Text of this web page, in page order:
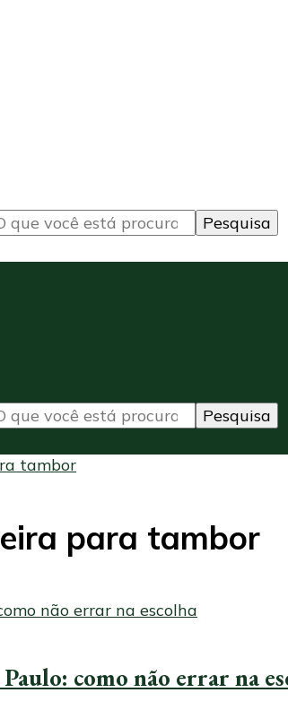
tambor
para tambor
como não errar na